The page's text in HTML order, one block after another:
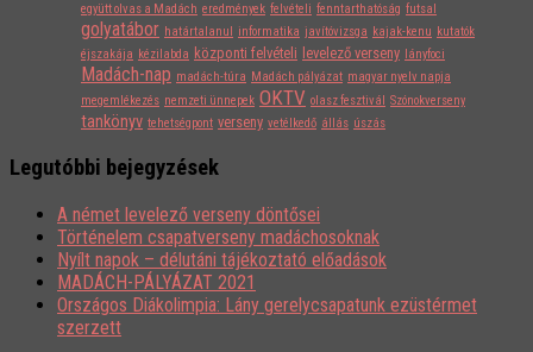
együtt olvas a Madách eredmények felvételi fenntarthatóság futsal
golyatábor határtalanul informatika javítóvizsga kajak-kenu kutatók
éjszakája kézilabda központi felvételi levelező verseny lányfoci
Madách-nap madách-túra Madách pályázat magyar nyelv napja
megemlékezés nemzeti ünnepek OKTV olasz fesztivál Szónokverseny
tankönyv tehetségpont verseny vetélkedő állás úszás
Legutóbbi bejegyzések
A német levelező verseny döntősei
Történelem csapatverseny madáchosoknak
Nyílt napok – délutáni tájékoztató előadások
MADÁCH-PÁLYÁZAT 2021
Országos Diákolimpia: Lány gerelycsapatunk ezüstérmet
szerzett